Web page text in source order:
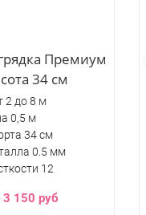
Премиум
34 см
2 до 8 м
0,5 м
34 см
0.5 мм
12
3 150 руб